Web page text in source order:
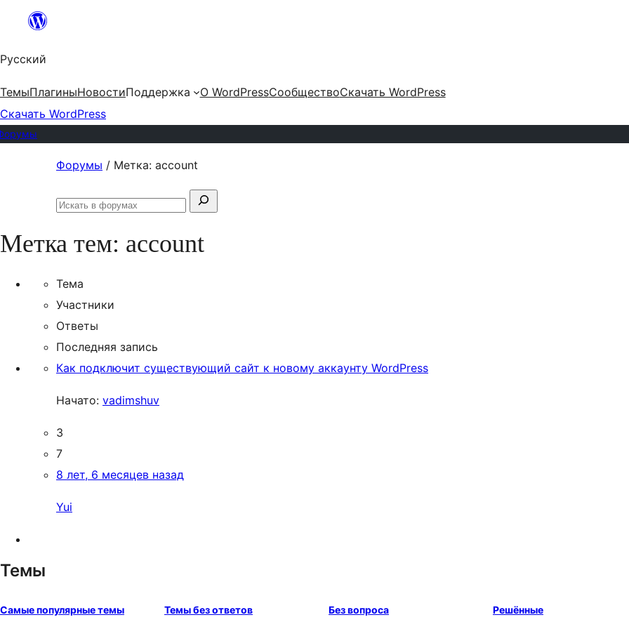
Перейти
содержимому
Русский
ТемыПлагиныНовостиПоддержка О WordPressСообществоСкачать WordPress
Скачать WordPress
содержимому
Форумы / Метка: account
Поиск:
Искать
Метка тем: account
Тема
Участники
Ответы
Последняя запись
Как подключит существующий сайт к новому аккаунту WordPress
Начато: vadimshuv
3
7
8 лет, 6 месяцев назад
Yui
Темы
Самые популярные темы Темы без ответов Без вопроса Решённые